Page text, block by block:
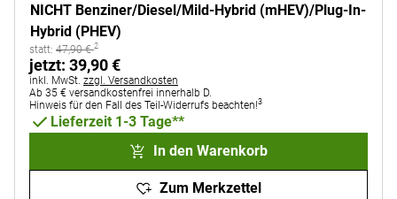
NICHT Benziner/Diesel/Mild-Hybrid (mHEV)/Plug-In-
Hybrid (PHEV)
statt:
statt: 47,90€ 2
jetzt:
jetzt: 39,90€
Steuerhinweis:
inkl. MwSt. zzgl. Versandkosten
Ab 35 € versandkostenfrei innerhalb D.
Hinweis für den Fall des Teil-Widerrufs beachten!3
Lieferzeit 1-3 Tage**
In den Warenkorb
Zum Merkzettel